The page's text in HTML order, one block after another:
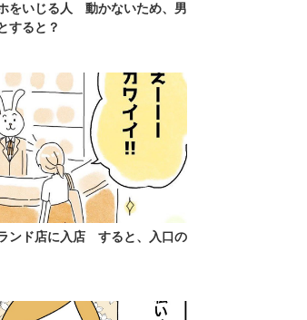
をいじる人 動かないため、男
すると？
ンド店に入店 すると、入口の